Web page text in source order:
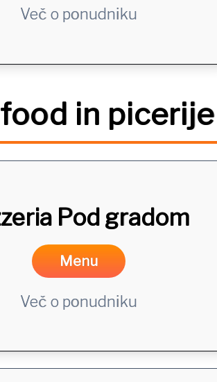
Več o ponudniku
in picerije
Pod gradom
Menu
Več o ponudniku